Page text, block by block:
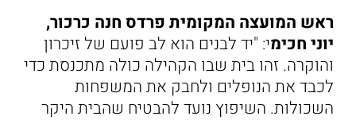
ראש המועצה המקומית פרדס חנה כרכור,
יוני חכימי: "יד לבנים הוא לב פועם של זיכרון
והוקרה. זהו בית שבו הקהילה כולה מתכנסת כדי
לכבד את הנופלים ולחבק את המשפחות
השכולות. השיפוץ נועד להבטיח שהבית היקר